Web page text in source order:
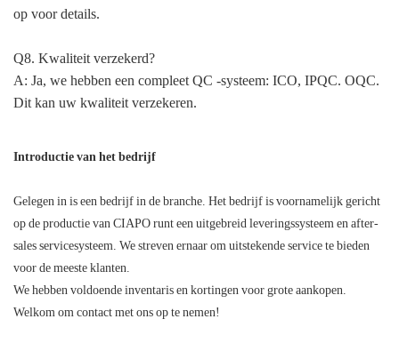
op voor details.
Q8. Kwaliteit verzekerd?
A: Ja, we hebben een compleet QC -systeem: ICO, IPQC. OQC.
Dit kan uw kwaliteit verzekeren.
Introductie van het bedrijf
Gelegen in is een bedrijf in de branche. Het bedrijf is voornamelijk gericht
op de productie van CIAPO runt een uitgebreid leveringssysteem en after-
sales servicesysteem. We streven ernaar om uitstekende service te bieden
voor de meeste klanten.
We hebben voldoende inventaris en kortingen voor grote aankopen.
Welkom om contact met ons op te nemen!